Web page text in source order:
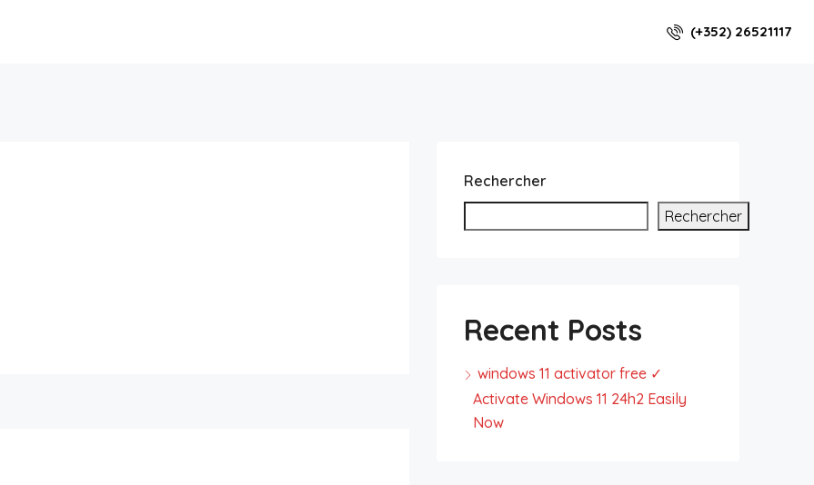
(+352) 26521117
Rechercher
Rechercher
Recent Posts
windows 11 activator free ✓
Activate Windows 11 24h2 Easily
Now